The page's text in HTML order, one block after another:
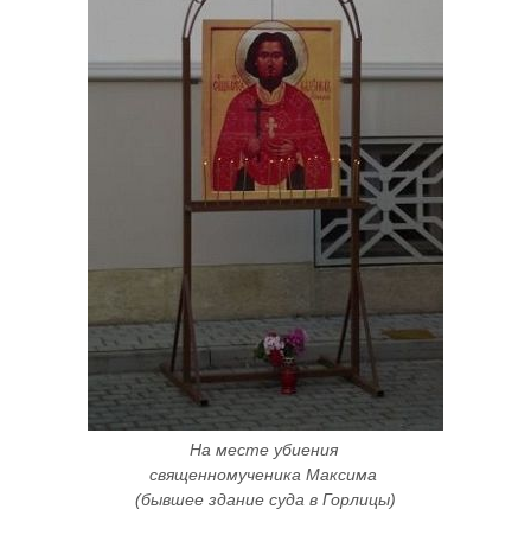
На месте убиения
священномученика Максима
(бывшее здание суда в Горлицы)